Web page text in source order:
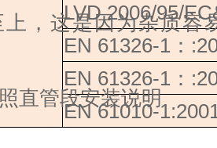
LVD 2006/95/
EN 61326-1 ：
EN 61326-1 ：
EN 61010-
，这是因为杂质容
直管段安装说明